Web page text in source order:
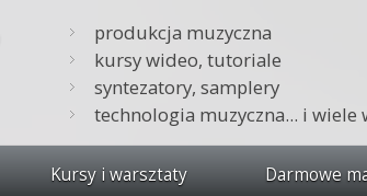
produkcja muzyczna
kursy wideo, tutoriale
syntezatory, samplery
technologia muzyczna... i wiele
Kursy i warsztaty Darmowe